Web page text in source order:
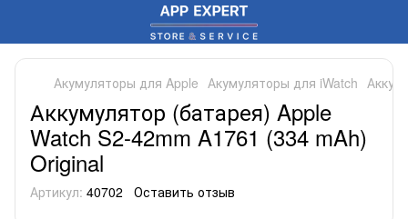
Акумуляторы для Apple Акумуляторы для iWatch
Аккумулятор (батарея) Apple
Watch S2-42mm A1761 (334 mAh)
Original
Артикул: 40702 Оставить отзыв